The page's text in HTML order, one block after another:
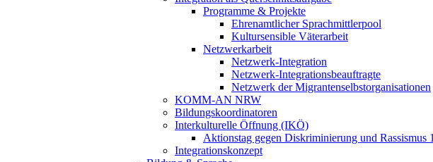
Programme & Projekte
Ehrenamtlicher Sprachmittlerpool
Kultursensible Väterarbeit
Netzwerkarbeit
Netzwerk-Integration
Netzwerk-Integrationsbeauftragte
Netzwerk der Migrantenselbstorganisationen
KOMM-AN NRW
Bildungskoordinatoren
Interkulturelle Öffnung (IKÖ)
Aktionstag gegen Diskriminierung und
Integrationskonzept